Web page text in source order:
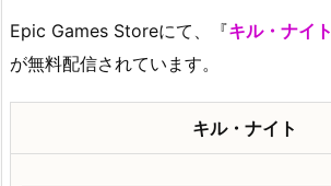
Epic Games Storeにて、『キル・ナイト
が無料配信されています。
キル・ナイト